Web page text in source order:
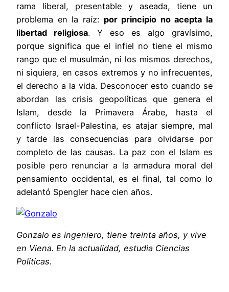
rama liberal, presentable y aseada, tiene un
problema en la raíz: por principio no acepta la
libertad religiosa. Y eso es algo gravísimo,
porque significa que el infiel no tiene el mismo
rango que el musulmán, ni los mismos derechos,
ni siquiera, en casos extremos y no infrecuentes,
el derecho a la vida. Desconocer esto cuando se
abordan las crisis geopolíticas que genera el
Islam, desde la Primavera Árabe, hasta el
conflicto Israel-Palestina, es atajar siempre, mal
y tarde las consecuencias para olvidarse por
completo de las causas. La paz con el Islam es
posible pero renunciar a la armadura moral del
pensamiento occidental, es el final, tal como lo
adelantó Spengler hace cien años.
Gonzalo es ingeniero, tiene treinta años, y vive
en Viena. En la actualidad, estudia Ciencias
Politicas.